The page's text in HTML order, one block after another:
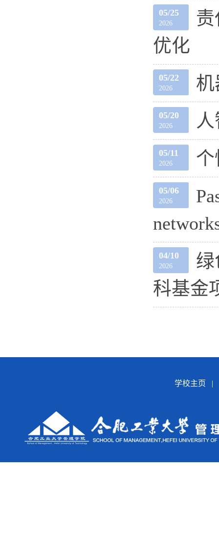
05/25
2026
优化
05/22
2026
05/20
2026
05/11
2026
05/06
2026
04/10
2026
科基金
学校主页 |